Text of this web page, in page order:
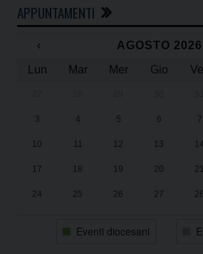
APPUNTAMENTI
‹ AGOSTO 2026
Lun
Mar Mer Gio
3 4 5 6 7
10 11 12 13 14
17 18 19 20 21
24 25 26 27 28
Eventi diocesani